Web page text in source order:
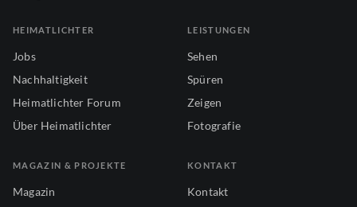
HEIMATLICHTER
Jobs
Nachhaltigkeit
Heimatlichter Forum
Über Heimatlichter
LEISTUNGEN
Sehen
Spüren
Zeigen
Fotografie
MAGAZIN & PROJEKTE
Magazin
KONTAKT
Kontakt